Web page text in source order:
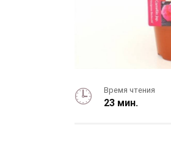
Время чтения
23 мин.